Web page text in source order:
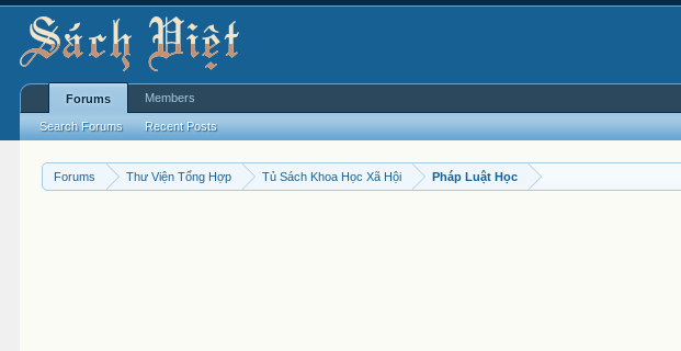
Forums Thư Viện Tổng Hợp Tủ Sách Khoa Học Xã Hội Pháp Luật Học
Forums
Search Forums Recent Posts
Members